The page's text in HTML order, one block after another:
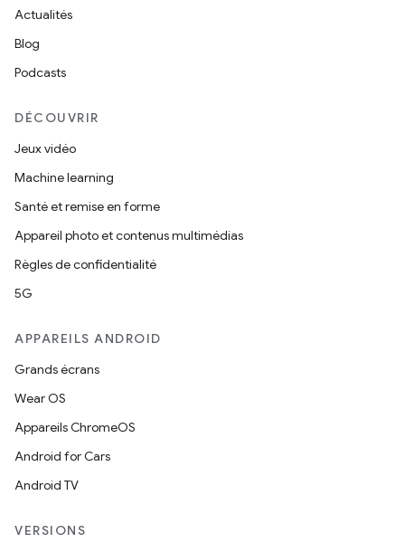
Actualités
Blog
Podcasts
DÉCOUVRIR
Jeux vidéo
Machine learning
Santé et remise en forme
Appareil photo et contenus multimédias
Règles de confidentialité
5G
APPAREILS ANDROID
Grands écrans
Wear OS
Appareils ChromeOS
Android for Cars
Android TV
VERSIONS